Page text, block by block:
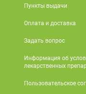
Пункты выдачи
Оплата и доставка
Задать вопрос
Информация об
лекарственных
Пользовательское